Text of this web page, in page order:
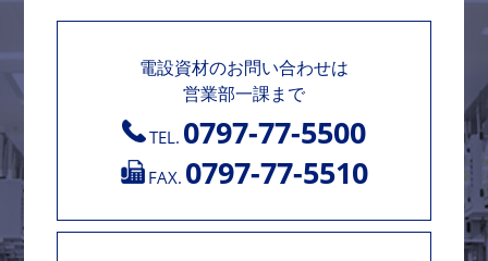
電設資材のお問い合わせは
営業部一課まで
TEL. 0797-77-5500
FAX. 0797-77-5510